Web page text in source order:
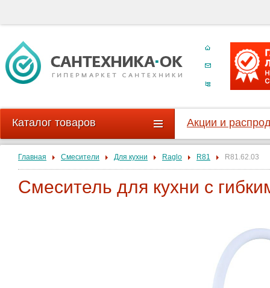
Каталог товаров Акции и
Главная Смесители Для кухни Raglo R81 R81.62.03
Смеситель для кухни с